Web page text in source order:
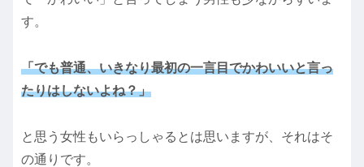
す。
「でも普通、いきなり最初の一言目でかわいいと言っ
たりはしないよね？」
と思う女性もいらっしゃるとは思いますが、それはそ
の通りです。